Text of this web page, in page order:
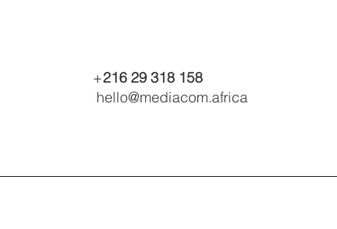
+216 29 318 158
hello@mediacom.africa